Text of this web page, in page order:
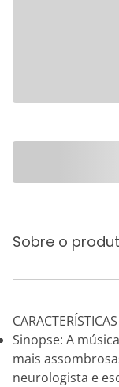
Sobre o
Sinopse: A
mais
neurologista e